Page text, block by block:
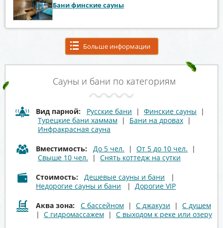
Бани финские сауны
Больше информации
Сауны и бани по категориям
Вид парной: Русские бани | Финские сауны |
Турецкие бани хаммам | Бани на дровах |
Инфракрасная сауна
Вместимость: До 5 чел. | От 5 до 10 чел. |
Свыше 10 чел. | Снять коттедж на сутки
Стоимость: Дешевые сауны и бани |
Недорогие сауны и бани | Дорогие VIP
Аква зона: С бассейном | С джакузи | С душем
| С гидромассажем | С выходом к реке или озеру